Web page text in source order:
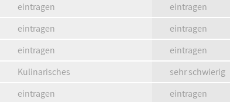
eintragen
eintragen
eintragen
eintragen
eintragen
eintragen
Kulinarisches
sehr schwierig
eintragen
eintragen